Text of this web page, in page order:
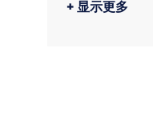
显示更多